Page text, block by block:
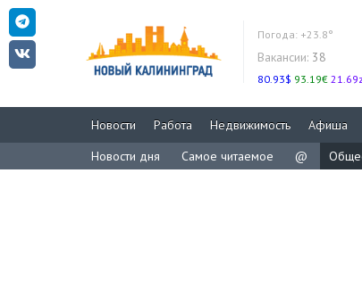
Погода: +23.8°
Вакансии: 38
80.93$ 93.19€
Новости Работа Недвижимость Афиша
Новости дня
Самое читаемое @